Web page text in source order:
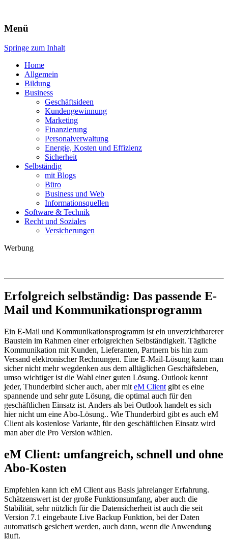
Expert-Line
Menü
Springe zum Inhalt
Home
Allgemein
Bildung
Business
Geschäftsideen
Kundengewinnung
Marketing
Finanzierung
Personalverwaltung
Energie, Kosten und Effizienz
Sicherheit
Selbständig
mit Blogs
Büro
Business und Web
Informationsquellen
Software & Technik
Recht und Soziales
Versicherungen
Werbung
Erfolgreich selbständig: Das passende E-
Mail und Kommunikationsprogramm
Ein E-Mail und Kommunikationsprogramm ist ein unverzichtbarerer
Baustein im Rahmen einer erfolgreichen Selbständigkeit. Tägliche
Kommunikation mit Kunden, Lieferanten, Partnern bis hin zum
Versand elektronischer Rechnungen. Eine E-Mail-Lösung kann man
sicher nicht mehr wegdenken aus dem alltäglichen Geschäftsleben,
umso wichtiger ist die Wahl einer guten Lösung. Outlook kennt
jeder, Thunderbird sicher auch, aber mit eM Client gibt es eine
spannende und sehr gute Lösung, die optimal auch für den
geschäftlichen Einsatz ist. Anders als bei Outlook handelt es sich
hier nicht um eine Abo-Lösung.. Wie Thunderbird gibt es auch eM
Client als kostenlose Variante, für den geschäftlichen Einsatz wird
man aber die Pro Version wählen.
eM Client: umfangreich, schnell und ohne
Abo-Kosten
Empfehlen kann ich eM Client aus Basis jahrelanger Erfahrung.
Schätzenswert ist der große Funktionsumfang, aber auch die
Stabilität, sehr nützlich für die Datensicherheit ist auch die seit
Version 7.1 eingebaute Live Backup Funktion, bei der Daten
automatisch gesichert werden, auch dann, wenn die Anwendung
läuft.